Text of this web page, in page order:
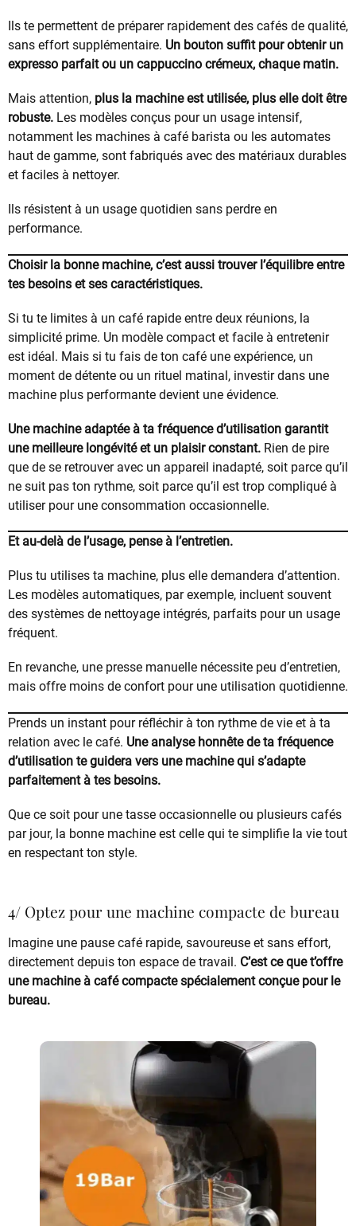
Ils te permettent de préparer rapidement des cafés de qualité,
sans effort supplémentaire. Un bouton suffit pour obtenir un
expresso parfait ou un cappuccino crémeux, chaque matin.
Mais attention, plus la machine est utilisée, plus elle doit être
robuste. Les modèles conçus pour un usage intensif,
notamment les machines à café barista ou les automates
haut de gamme, sont fabriqués avec des matériaux durables
et faciles à nettoyer.
Ils résistent à un usage quotidien sans perdre en
performance.
Choisir la bonne machine, c’est aussi trouver l’équilibre entre
tes besoins et ses caractéristiques.
Si tu te limites à un café rapide entre deux réunions, la
simplicité prime. Un modèle compact et facile à entretenir
est idéal. Mais si tu fais de ton café une expérience, un
moment de détente ou un rituel matinal, investir dans une
machine plus performante devient une évidence.
Une machine adaptée à ta fréquence d’utilisation garantit
une meilleure longévité et un plaisir constant. Rien de pire
que de se retrouver avec un appareil inadapté, soit parce qu’il
ne suit pas ton rythme, soit parce qu’il est trop compliqué à
utiliser pour une consommation occasionnelle.
Et au-delà de l’usage, pense à l’entretien.
Plus tu utilises ta machine, plus elle demandera d’attention.
Les modèles automatiques, par exemple, incluent souvent
des systèmes de nettoyage intégrés, parfaits pour un usage
fréquent.
En revanche, une presse manuelle nécessite peu d’entretien,
mais offre moins de confort pour une utilisation quotidienne.
Prends un instant pour réfléchir à ton rythme de vie et à ta
relation avec le café. Une analyse honnête de ta fréquence
d’utilisation te guidera vers une machine qui s’adapte
parfaitement à tes besoins.
Que ce soit pour une tasse occasionnelle ou plusieurs cafés
par jour, la bonne machine est celle qui te simplifie la vie tout
en respectant ton style.
4/ Optez pour une machine compacte de bureau
Imagine une pause café rapide, savoureuse et sans effort,
directement depuis ton espace de travail. C’est ce que t’offre
une machine à café compacte spécialement conçue pour le
bureau.